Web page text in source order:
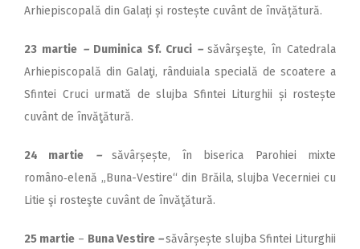
Arhiepiscopală din Galați și rostește cuvânt de învățătură.
23 martie – Duminica Sf. Cruci –săvârşeşte, în Catedrala
Arhiepiscopală din Galaţi, rânduiala specială de scoatere a
Sfintei Cruci urmată de slujba Sfintei Liturghii și rostește
cuvânt de învăţătură.
24 martie –săvârșește, în biserica Parohiei mixte
româno‑elenă „Buna-Vestire“ din Brăila, slujba Vecerniei cu
Litie şi rosteşte cuvânt de învăţătură.
25 martie – Buna Vestire –săvârșește slujba Sfintei Liturghii